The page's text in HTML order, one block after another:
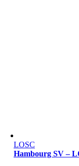
LOSC
Hambourg SV –